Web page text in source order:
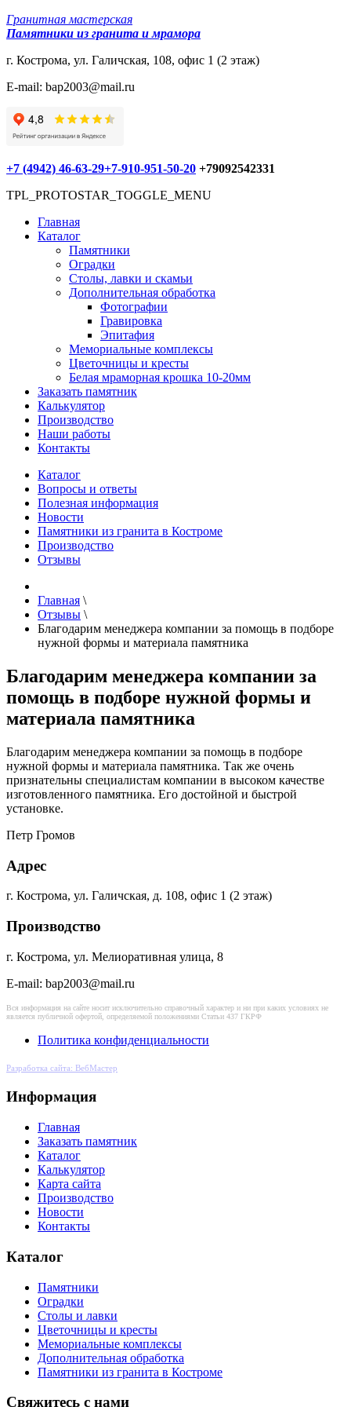
Гранитная мастерская
Памятники из гранита и мрамора
г. Кострома, ул. Галичская, 108, офис 1 (2 этаж)
E-mail: bap2003@mail.ru
+7 (4942) 46-63-29+7-910-951-50-20 +79092542331
TPL_PROTOSTAR_TOGGLE_MENU
Главная
Каталог
Памятники
Оградки
Столы, лавки и скамьи
Дополнительная обработка
Фотографии
Гравировка
Эпитафия
Мемориальные комплексы
Цветочницы и кресты
Белая мраморная крошка 10-20мм
Заказать памятник
Калькулятор
Производство
Наши работы
Контакты
Каталог
Вопросы и ответы
Полезная информация
Новости
Памятники из гранита в Костроме
Производство
Отзывы
Главная \
Отзывы \
Благодарим менеджера компании за помощь в подборе
нужной формы и материала памятника
Благодарим менеджера компании за
помощь в подборе нужной формы и
материала памятника
Благодарим менеджера компании за помощь в подборе
нужной формы и материала памятника. Так же очень
признательны специалистам компании в высоком качестве
изготовленного памятника. Его достойной и быстрой
установке.
Петр Громов
Адрес
г. Кострома, ул. Галичская, д. 108, офис 1 (2 этаж)
Производство
г. Кострома, ул. Мелиоративная улица, 8
E-mail: bap2003@mail.ru
Вся информация на сайте носит исключительно справочный характер и ни при каких условиях не
является публичной офертой, определяемой положениями Статьи 437 ГКРФ
Политика конфиденциальности
Разработка сайта: ВебМастер
Информация
Главная
Заказать памятник
Каталог
Калькулятор
Карта сайта
Производство
Новости
Контакты
Каталог
Памятники
Оградки
Столы и лавки
Цветочницы и кресты
Мемориальные комплексы
Дополнительная обработка
Памятники из гранита в Костроме
Свяжитесь с нами